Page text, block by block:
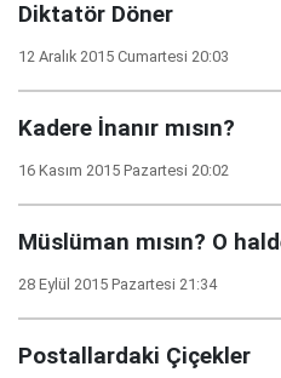
Diktatör Döner
12 Aralık 2015 Cumartesi 20:03
Kadere İnanır mısın?
16 Kasım 2015 Pazartesi 20:02
Müslüman mısın? O
28 Eylül 2015 Pazartesi 21:34
Postallardaki Çiçekler